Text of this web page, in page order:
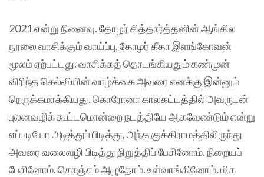
2021 என்று நினைவு. தோழர் சித்தார்த்தனின் ஆங்கில
நூலை வாசிக்கும் வாய்ப்பு, தோழர் கீதா இளங்கோவன்
மூலம் ஏற்பட்டது. வாசிக்கத் தொடங்கியதும் கண்முன்
விரிந்த செல்வியின் வாழ்க்கை அவரை எனக்கு இன்னும்
நெருக்கமாக்கியது. கொரோனா காலகட்டத்தில் அவருடன்
புலனவழிக் கூட்டமொன்றை நடத்தியே ஆகவேண்டும் என்று
எப்படியோ அடித்துப் பிடித்து, அந்த குக்கிராமத்திலிருந்து
அவரை வலைவழி பிடித்து நிறுத்திப் பேசினோம். நிறையப்
பேசினோம். கொஞ்சம் அழுதோம். உள்வாங்கினோம். மிக